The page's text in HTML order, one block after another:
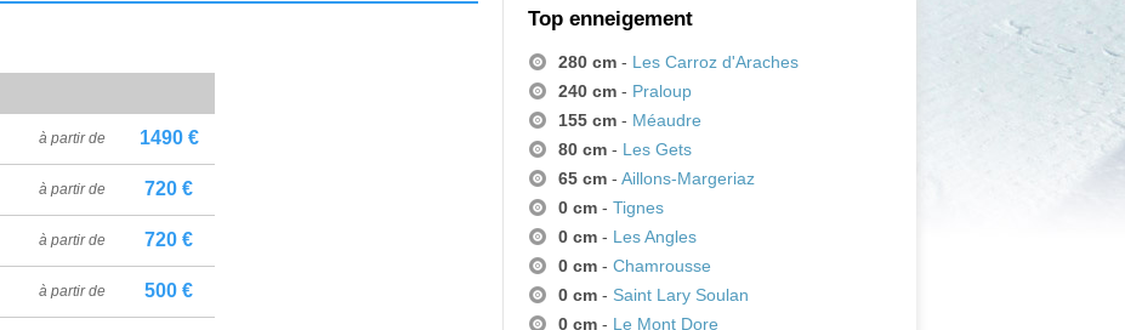
à partir de 1490 €
à partir de 720 €
à partir de 720 €
à partir de 500 €
Top enneigement
280 cm - Les Carroz d'Araches
240 cm - Praloup
155 cm - Méaudre
80 cm - Les Gets
65 cm - Aillons-Margeriaz
0 cm - Tignes
0 cm - Les Angles
0 cm - Chamrousse
0 cm - Saint Lary Soulan
0 cm - Le Mont Dore